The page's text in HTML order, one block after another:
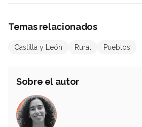
Temas relacionados
Castilla y León Rural Pueblos
Sobre el autor